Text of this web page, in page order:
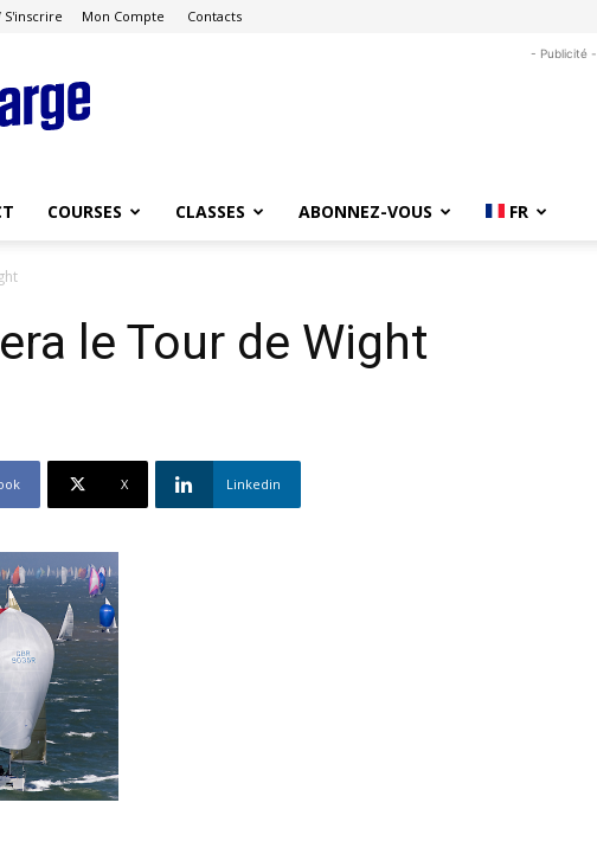
S'inscrire Mon Compte Contacts
- Publicité -
COURSES CLASSES ABONNEZ-VOUS FR
le Tour de Wight
X Linkedin